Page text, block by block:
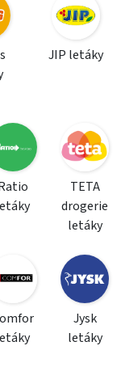
JIP letáky
TETA
drogerie
letáky
Jysk
letáky